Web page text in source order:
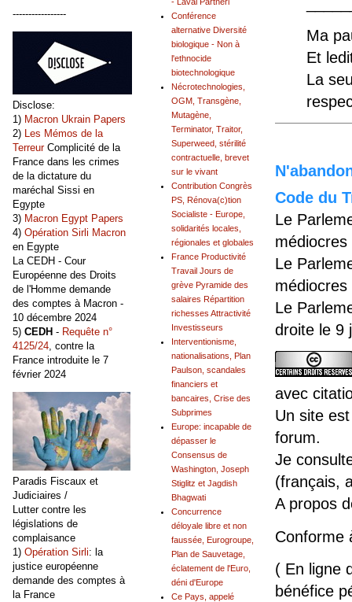
Ma
Et
La
Code du
Le
Le
Le
droite le 9
avec
Un site
forum.
Je
(français,
A propos
Conforme
( En ligne
bénéfice
Conférence
alternative Diversité
biologique - Non à
l'ethnocide
biotechnologique
Nécrotechnologies,
OGM, Transgène,
Mutagène,
Terminator, Traitor,
Superweed, stérilité
contractuelle, brevet
sur le vivant
Contribution Congrès
PS, Rénova(c)tion
Socialiste - Europe,
solidarités locales,
régionales et globales
France Productivité
Travail Jours de
grève Pyramide des
salaires Répartition
richesses Attractivité
Investisseurs
Interventionisme,
nationalisations, Plan
Paulson, scandales
financiers et
bancaires, Crise des
Subprimes
Europe: incapable de
dépasser le
Consensus de
Washington, Joseph
Stiglitz et Jagdish
Bhagwati
Concurrence
déloyale libre et non
faussée, Eurogroupe,
Plan de Sauvetage,
éclatement de l'Euro,
déni d'Europe
Ce Pays, appelé
-----------------
Disclose:
1) Macron Ukrain Papers
2) Les Mémos de la
TerreurComplicité de la
France dans les crimes
de la dictature du
maréchal Sissi en
Egypte
3) Macron Egypt Papers
4) Opération Sirli Macron
en Egypte
La CEDH - Cour
Européenne des Droits
de l'Homme demande
des comptes à Macron -
10 décembre 2024
5) CEDH - Requête n°
4125/24, contre la
France introduite le 7
février 2024
Paradis Fiscaux et
Judiciaires /
Lutter contre les
législations de
complaisance
1) Opération Sirli: la
justice européenne
demande des comptes à
la France